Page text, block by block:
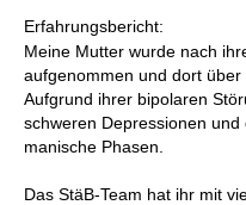
Erfahrungsbericht:
Meine Mutter wurde nach
aufgenommen und dort über
Aufgrund ihrer bipolaren
schweren Depressionen
manische Phasen.
Das StäB-Team hat ihr mit